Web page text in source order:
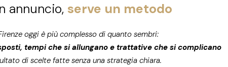
annuncio, serve un metodo
oggi è più complesso di quanto sembri:
tempi che si allungano e trattative che si complicano
di scelte fatte senza una strategia chiara.